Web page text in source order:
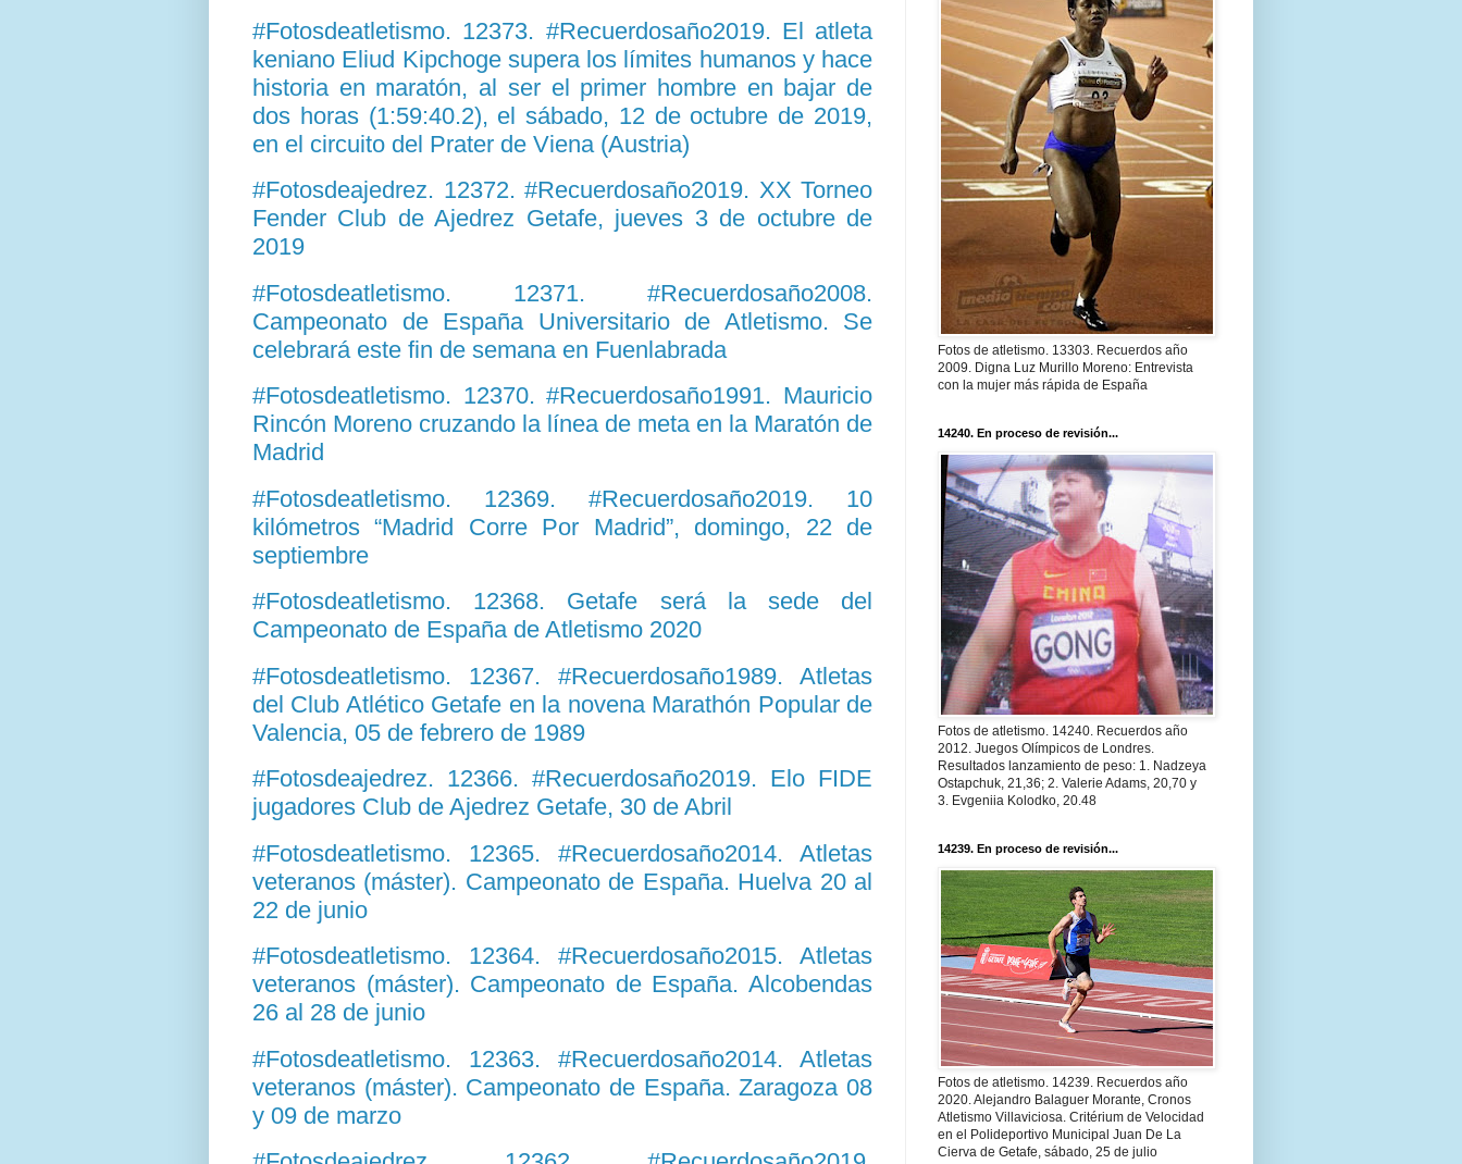
#Fotosdeatletismo. 12373. #Recuerdosaño2019. El atleta
keniano Eliud Kipchoge supera los límites humanos y hace
historia en maratón, al ser el primer hombre en bajar de
dos horas (1:59:40.2), el sábado, 12 de octubre de 2019,
en el circuito del Prater de Viena (Austria)
#Fotosdeajedrez. 12372. #Recuerdosaño2019. XX Torneo
Fender Club de Ajedrez Getafe, jueves 3 de octubre de
2019
#Fotosdeatletismo. 12371. #Recuerdosaño2008.
Campeonato de España Universitario de Atletismo. Se
celebrará este fin de semana en Fuenlabrada
#Fotosdeatletismo. 12370. #Recuerdosaño1991. Mauricio
Rincón Moreno cruzando la línea de meta en la Maratón de
Madrid
#Fotosdeatletismo. 12369. #Recuerdosaño2019. 10
kilómetros “Madrid Corre Por Madrid”, domingo, 22 de
septiembre
#Fotosdeatletismo. 12368. Getafe será la sede del
Campeonato de España de Atletismo 2020
#Fotosdeatletismo. 12367. #Recuerdosaño1989. Atletas
del Club Atlético Getafe en la novena Marathón Popular de
Valencia, 05 de febrero de 1989
#Fotosdeajedrez. 12366. #Recuerdosaño2019. Elo FIDE
jugadores Club de Ajedrez Getafe, 30 de Abril
#Fotosdeatletismo. 12365. #Recuerdosaño2014. Atletas
veteranos (máster). Campeonato de España. Huelva 20 al
22 de junio
#Fotosdeatletismo. 12364. #Recuerdosaño2015. Atletas
veteranos (máster). Campeonato de España. Alcobendas
26 al 28 de junio
#Fotosdeatletismo. 12363. #Recuerdosaño2014. Atletas
veteranos (máster). Campeonato de España. Zaragoza 08
y 09 de marzo
Fotos de atletismo. 13303. Recuerdos año
2009. Digna Luz Murillo Moreno: Entrevista
con la mujer más rápida de España
14240. En proceso de revisión...
Fotos de atletismo. 14240. Recuerdos año
2012. Juegos Olímpicos de Londres.
Resultados lanzamiento de peso: 1. Nadzeya
Ostapchuk, 21,36; 2. Valerie Adams, 20,70 y
3. Evgeniia Kolodko, 20.48
14239. En proceso de revisión...
Fotos de atletismo. 14239. Recuerdos año
2020. Alejandro Balaguer Morante, Cronos
Atletismo Villaviciosa. Critérium de Velocidad
en el Polideportivo Municipal Juan De La
Cierva de Getafe, sábado, 25 de julio